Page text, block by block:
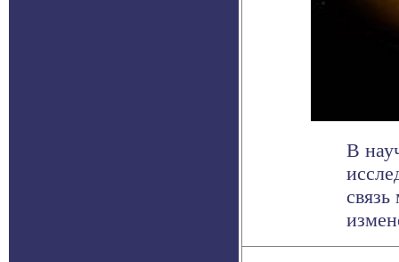
В